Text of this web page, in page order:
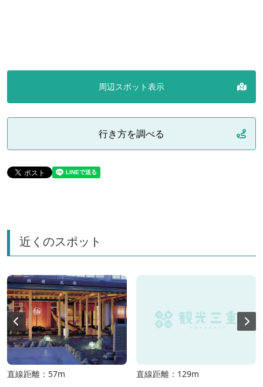
周辺スポット表示
行き方を調べる
近くのスポット
直線距離：57m 直線距離：129m